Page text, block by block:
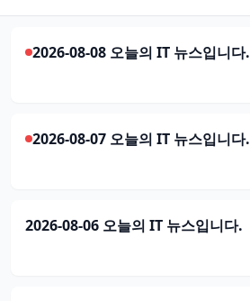
2026-08-08 오늘의 IT 뉴스입니다.
2026-08-07 오늘의 IT 뉴스입니다.
2026-08-06 오늘의 IT 뉴스입니다.